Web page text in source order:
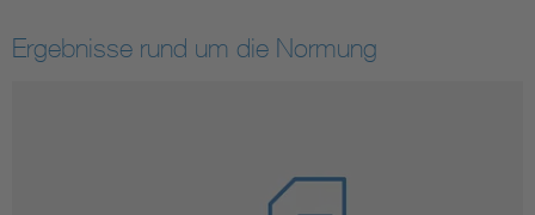
Ergebnisse rund um die Normung